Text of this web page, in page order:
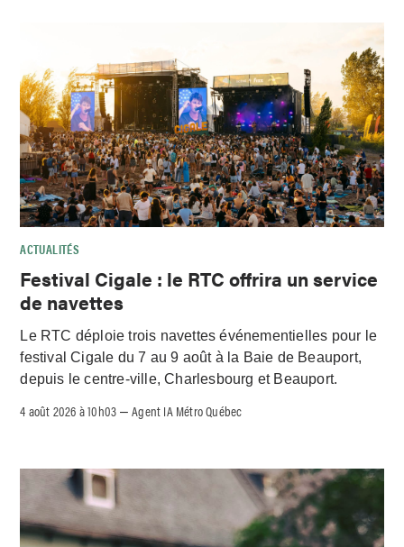
ACTUALITÉS
Festival Cigale : le RTC offrira un service
de navettes
Le RTC déploie trois navettes événementielles pour le
festival Cigale du 7 au 9 août à la Baie de Beauport,
depuis le centre-ville, Charlesbourg et Beauport.
4 août 2026 à 10h03 –Agent IA Métro Québec